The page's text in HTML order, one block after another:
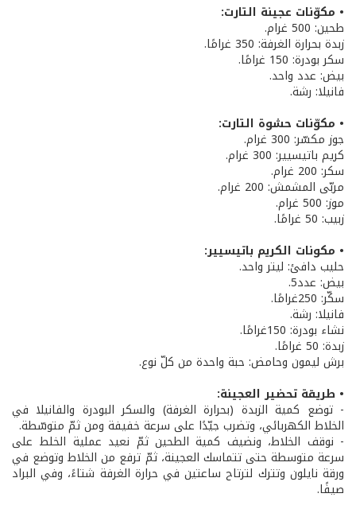
• مكوّنات عجينة التارت:
طحين: 500 غرام.
زبدة بحرارة الغرفة: 350 غرامًا.
سكر بودرة: 150 غرامًا.
بيض: عدد واحد.
فانيلا: رشة.
• مكوّنات حشوة التارت:
جوز مكسّر: 300 غرام.
كريم باتيسيير: 300 غرام.
سكر: 200 غرام.
مربّى المشمش: 200 غرام.
موز: 500 غرام.
زبيب: 50 غرامًا.
• مكونات الكريم باتيسيير:
حليب دافئ: ليتر واحد.
بيض: عدد5.
سكّر: 250غرامًا.
فانيلا: رشة.
نشاء بودرة: 150غرامًا.
زبدة: 50 غرامًا.
برش ليمون وحامض: حبة واحدة من كلّ نوع.
• طريقة تحضير العجينة:
- توضع كمية الزبدة (بحرارة الغرفة) والسكر البودرة والفانيلا في
الخلاط الكهربائي، وتضرب جيّدًا على سرعة خفيفة ومن ثمّ متوسّطة.
- نوقف الخلاط، ونضيف كمية الطحين ثمّ نعيد عملية الخلط على
سرعة متوسطة حتى تتماسك العجينة، ثمّ ترفع من الخلاط وتوضع في
ورقة نايلون وتترك لترتاح ساعتين في حرارة الغرفة شتاءً، وفي البراد
صيفًا.